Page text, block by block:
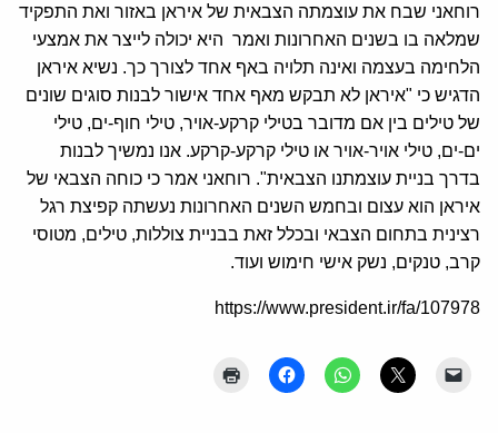
רוחאני שבח את עוצמתה הצבאית של איראן באזור ואת התפקיד
שמלאה בו בשנים האחרונות ואמר היא יכולה לייצר את אמצעי
הלחימה בעצמה ואינה תלויה באף אחד לצורך כך. נשיא איראן
הדגיש כי "איראן לא תבקש מאף אחד אישור לבנות סוגים שונים
של טילים בין אם מדובר בטילי קרקע-אויר, טילי חוף-ים, טילי
ים-ים, טילי אויר-אויר או טילי קרקע-קרקע. אנו נמשיך לבנות
בדרך בניית עוצמתנו הצבאית". רוחאני אמר כי כוחה הצבאי של
איראן הוא עצום ובחמש השנים האחרונות נעשתה קפיצת רגל
רצינית בתחום הצבאי ובכלל זאת בבניית צוללות, טילים, מטוסי
קרב, טנקים, נשק אישי חימוש ועוד.
https://www.president.ir/fa/107978